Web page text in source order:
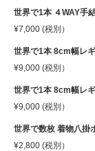
世界で1本 ４WAY手
¥7,000 (税別）
世界で1本 8cm幅レ
¥9,000 (税別）
世界で1本 8cm幅レ
¥9,000 (税別）
世界で数枚 着物八掛
¥2,800 (税別）